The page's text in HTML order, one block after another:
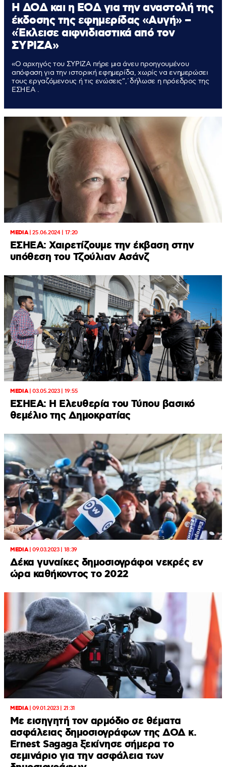
Η ΔΟΔ και η ΕΟΔ για την αναστολή της
έκδοσης της εφημερίδας «Αυγή» –
«Έκλεισε αιφνιδιαστικά από τον
ΣΥΡΙΖΑ»
«Ο αρχηγός του ΣΥΡΙΖΑ πήρε μια άνευ προηγουμένου
απόφαση για την ιστορική εφημερίδα, χωρίς να ενημερώσει
τους εργαζόμενους ή τις ενώσεις”,΄δήλωσε η πρόεδρος της
ΕΣΗΕΑ .
MEDIA|25.06.2024 | 17:20
EΣΗΕΑ: Χαιρετίζουμε την έκβαση στην
υπόθεση του Τζούλιαν Ασάνζ
MEDIA|03.05.2023 | 19:55
ΕΣΗΕΑ: Η Ελευθερία του Τύπου βασικό
θεμέλιο της Δημοκρατίας
MEDIA|09.03.2023 | 18:39
Δέκα γυναίκες δημοσιογράφοι νεκρές εν
ώρα καθήκοντος το 2022
MEDIA|09.01.2023 | 21:31
Με εισηγητή τον αρμόδιο σε θέματα
ασφάλειας δημοσιογράφων της ΔΟΔ κ.
Ernest Sagaga ξεκίνησε σήμερα το
σεμινάριο για την ασφάλεια των